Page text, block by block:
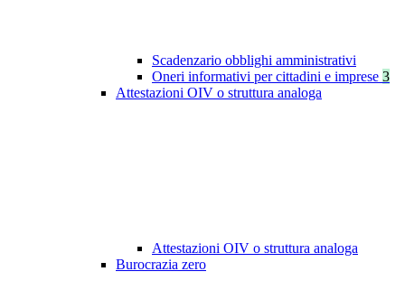
Scadenzario obblighi amministrativi
Oneri informativi per cittadini e imprese 3
Attestazioni OIV o struttura analoga
Attestazioni OIV o struttura analoga
Burocrazia zero